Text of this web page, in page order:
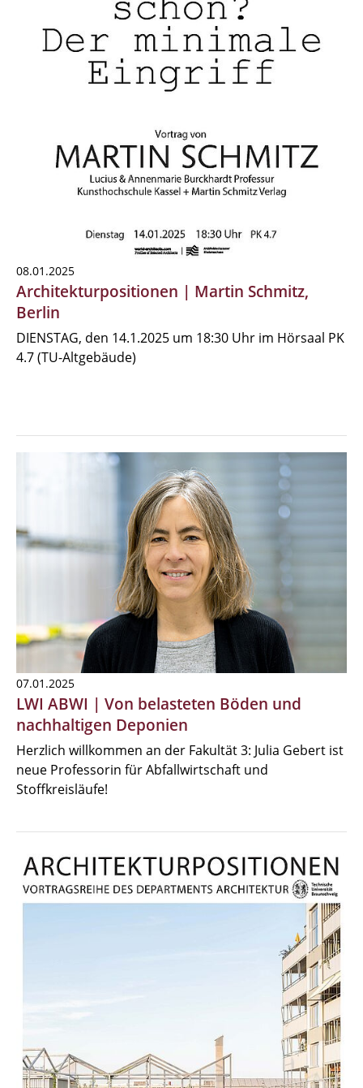
08.01.2025
Architekturpositionen | Martin Schmitz,
Berlin
DIENSTAG, den 14.1.2025 um 18:30 Uhr im Hörsaal PK
4.7 (TU-Altgebäude)
07.01.2025
LWI ABWI | Von belasteten Böden und
nachhaltigen Deponien
Herzlich willkommen an der Fakultät 3: Julia Gebert ist
neue Professorin für Abfallwirtschaft und
Stoffkreisläufe!